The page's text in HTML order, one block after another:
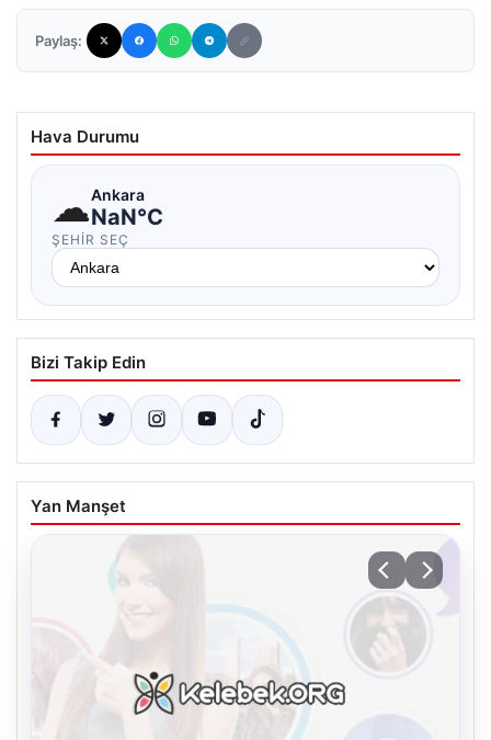
Paylaş:
Hava Durumu
☁Ankara
NaN°C
ŞEHIR SEÇ
Bizi Takip Edin
Yan Manşet